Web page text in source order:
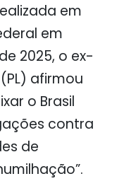
em
em
2025, o ex-
afirmou
o Brasil
contra
de